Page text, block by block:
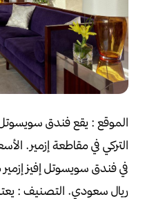
الموقع : يقع فندق سويسوتل
التركي في مقاطعة إزمير.
في فندق سويسوتل إفيز إزمير
ريال سعودي. التصنيف :